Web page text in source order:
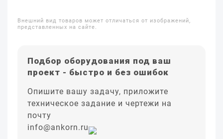
Внешний вид товаров может отличаться от изображений,
представленных на сайте.
Подбор оборудования под ваш
проект - быстро и без ошибок
Опишите вашу задачу, приложите
техническое задание и чертежи на
почту
info@ankorn.ru